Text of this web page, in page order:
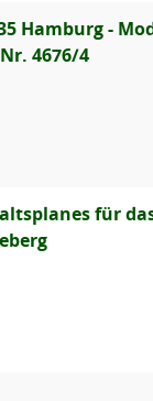
Hamburg -
4676/4
für